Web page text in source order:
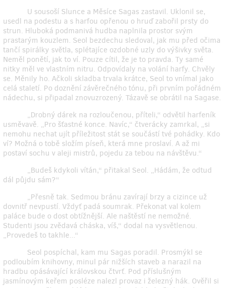
U sousoší Slunce a Měsíce Sagas zastavil. Uklonil se,
usedl na podestu a s harfou opřenou o hruď zabořil prsty do
strun. Hluboká podmanivá hudba naplnila prostor svým
prastarým kouzlem. Seol bezdechu sledoval, jak mu před očima
tančí spirálky světla, splétajíce ozdobné uzly do výšivky světa.
Neměl ponětí, jak to ví. Pouze cítil, že je to pravda. Ty samé
nitky měl ve vlastním nitru. Odpovídaly na volání harfy. Chvěly
se. Měnily ho. Ačkoli skladba trvala krátce, Seol to vnímal jako
celá staletí. Po doznění závěrečného tónu, při prvním pořádném
nádechu, si připadal znovuzrozený. Tázavě se obrátil na Sagase.
„Drobný dárek na rozloučenou, příteli,“ odvětil harfeník
usměvavě. „Pro šťastné konce. Navíc,“ čtverácky zamrkal, „si
nemohu nechat ujít příležitost stát se součástí tvé pohádky. Kdo
ví? Možná o tobě složím píseň, která mne proslaví. A až mi
postaví sochu v aleji mistrů, pojedu za tebou na návštěvu.“
„Budeš kdykoli vítán,“ přitakal Seol. „Hádám, že odtud
dál půjdu sám?“
„Přesně tak. Sedmou bránu zavírají brzy a cizince už
dovnitř nevpustí. Vždyť padá soumrak. Překonat val kolem
paláce bude o dost obtížnější. Ale naštěstí ne nemožné.
Studenti jsou zvědavá cháska, víš,“ dodal na vysvětlenou.
„Provedeš to takhle...“
Seol pospíchal, kam mu Sagas poradil. Prosmýkl se
podloubím knihovny, minul pár nižších staveb a narazil na
hradbu opásávající královskou čtvrť. Pod příslušným
jasmínovým keřem posléze nalezl provaz i železný hák. Ověřil si